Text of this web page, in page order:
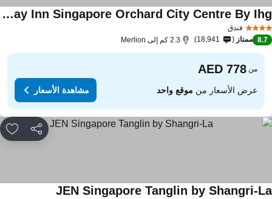
فندق
Holiday Inn Singapore Orchard City Centre By Ihg
8.7 ممتاز 18,941 2.3 كم إلى Merlion
من
عرض الأسعار منموقع واحد مشاهدة الأسعار
مشاركة
JEN Singapore Tanglin by Shangri-